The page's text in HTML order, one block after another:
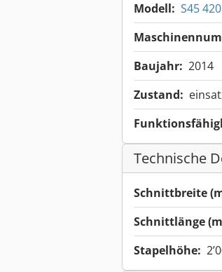
Modell: S45
Baujahr: 2014
Zustand:
Technische
Schnittbreite
Schnittlänge
Stapelhöhe: